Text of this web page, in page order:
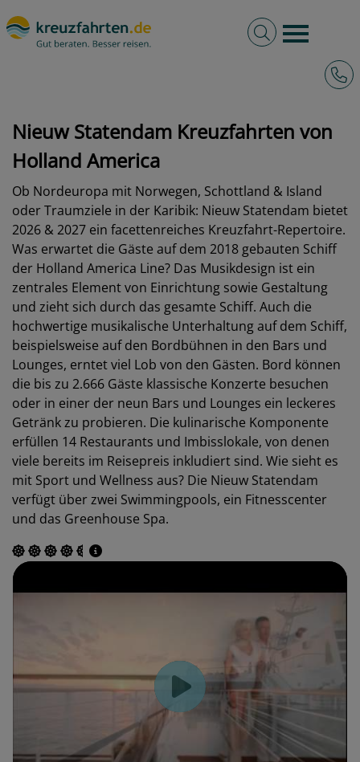
Burger
Volltextsuche
Nieuw Statendam Kreuzfahrten von
Holland America
Ob Nordeuropa mit Norwegen, Schottland & Island
oder Traumziele in der Karibik: Nieuw Statendam bietet
2026 & 2027 ein facettenreiches Kreuzfahrt-Repertoire.
Was erwartet die Gäste auf dem 2018 gebauten Schiff
der Holland America Line? Das Musikdesign ist ein
zentrales Element von Einrichtung sowie Gestaltung
und zieht sich durch das gesamte Schiff. Auch die
hochwertige musikalische Unterhaltung auf dem Schiff,
beispielsweise auf den Bordbühnen in den Bars und
Lounges, erntet viel Lob von den Gästen. Bord können
die bis zu 2.666 Gäste klassische Konzerte besuchen
oder in einer der neun Bars und Lounges ein leckeres
Getränk zu probieren. Die kulinarische Komponente
erfüllen 14 Restaurants und Imbisslokale, von denen
viele bereits im Reisepreis inkludiert sind. Wie sieht es
mit Sport und Wellness aus? Die Nieuw Statendam
verfügt über zwei Swimmingpools, ein Fitnesscenter
und das Greenhouse Spa.